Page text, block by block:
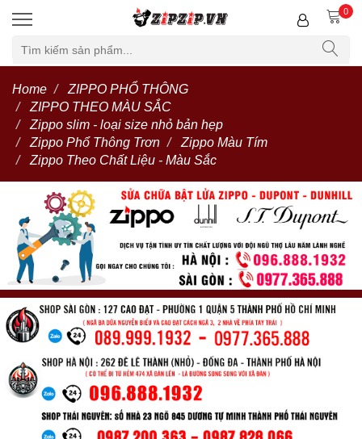
0
Home
ZIPPO PHỔ THÔNG
ZIPPO THEO MÀU SẮC
Zippo slim - loại size nhỏ bản hẹp
Zippo Phổ Thông Trơn
Zippo Màu Tím
Zippo Theo Chất Liệu - Màu Sắc